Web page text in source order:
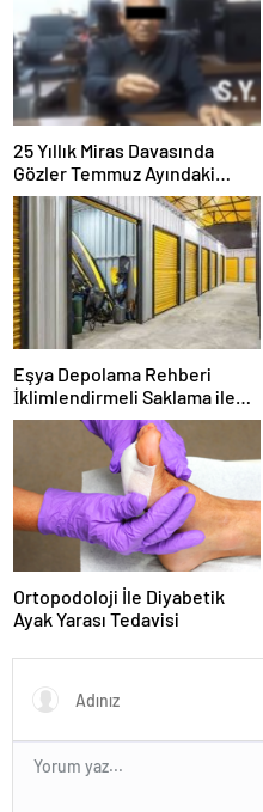
25 Yıllık Miras Davasında
Gözler Temmuz Ayındaki
Karar Duruşmasına Çevrildi
Eşya Depolama Rehberi
İklimlendirmeli Saklama ile
Güvenli Kullanım
Ortopodoloji İle Diyabetik
Ayak Yarası Tedavisi